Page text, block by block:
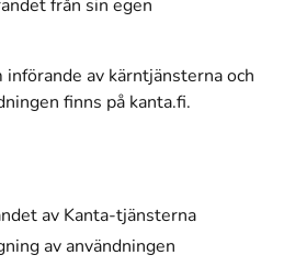
från sin egen
av kärntjänsterna och
finns på kanta.fi.
av Kanta-tjänsterna
av användningen